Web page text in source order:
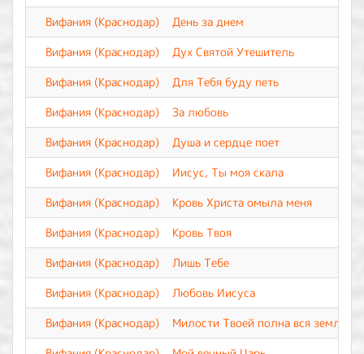
Вифания (Краснодар)
День за днем
Вифания (Краснодар)
Дух Святой Утешитель
Вифания (Краснодар)
Для Тебя буду петь
Вифания (Краснодар)
За любовь
Вифания (Краснодар)
Душа и сердце поет
Вифания (Краснодар)
Иисус, Ты моя скала
Вифания (Краснодар)
Кровь Христа омыла меня
Вифания (Краснодар)
Кровь Твоя
Вифания (Краснодар)
Лишь Тебе
Вифания (Краснодар)
Любовь Иисуса
Вифания (Краснодар)
Милости Твоей полна вся земля